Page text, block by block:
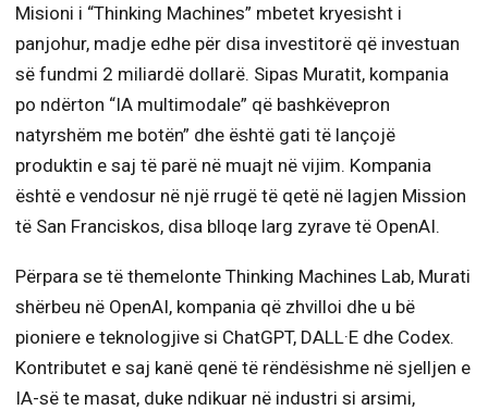
Misioni i “Thinking Machines” mbetet kryesisht i
panjohur, madje edhe për disa investitorë që investuan
së fundmi 2 miliardë dollarë. Sipas Muratit, kompania
po ndërton “IA multimodale” që bashkëvepron
natyrshëm me botën” dhe është gati të lançojë
produktin e saj të parë në muajt në vijim. Kompania
është e vendosur në një rrugë të qetë në lagjen Mission
të San Franciskos, disa blloqe larg zyrave të OpenAI.
Përpara se të themelonte Thinking Machines Lab, Murati
shërbeu në OpenAI, kompania që zhvilloi dhe u bë
pioniere e teknologjive si ChatGPT, DALL·E dhe Codex.
Kontributet e saj kanë qenë të rëndësishme në sjelljen e
IA-së te masat, duke ndikuar në industri si arsimi,